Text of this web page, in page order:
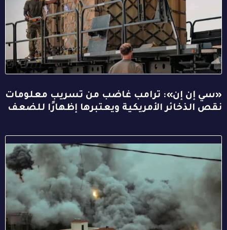
«سي إن إن»: ترامب غاضب من تسريب معلومات
نقص الذخائر الأمريكية ويعتبرها إظهارًا للضعف